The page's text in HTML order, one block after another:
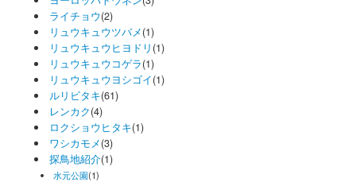
ライチョウ(2)
リュウキュウツバメ(1)
リュウキュウヒヨドリ (1)
リュウキュウコゲラ(1)
リュウキュウヨシゴイ(1)
ルリビタキ(61)
レンカク(4)
ロクショウヒタキ(1)
ワシカモメ(3)
探鳥地紹介(1)
水元公園(1)